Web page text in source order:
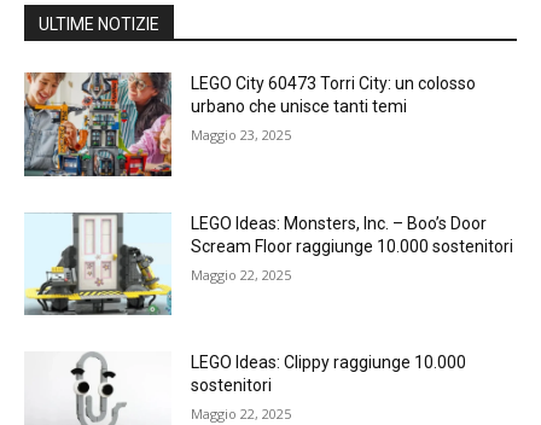
ULTIME NOTIZIE
LEGO City 60473 Torri City: un colosso
urbano che unisce tanti temi
Maggio 23, 2025
LEGO Ideas: Monsters, Inc. – Boo’s Door
Scream Floor raggiunge 10.000 sostenitori
Maggio 22, 2025
LEGO Ideas: Clippy raggiunge 10.000
sostenitori
Maggio 22, 2025